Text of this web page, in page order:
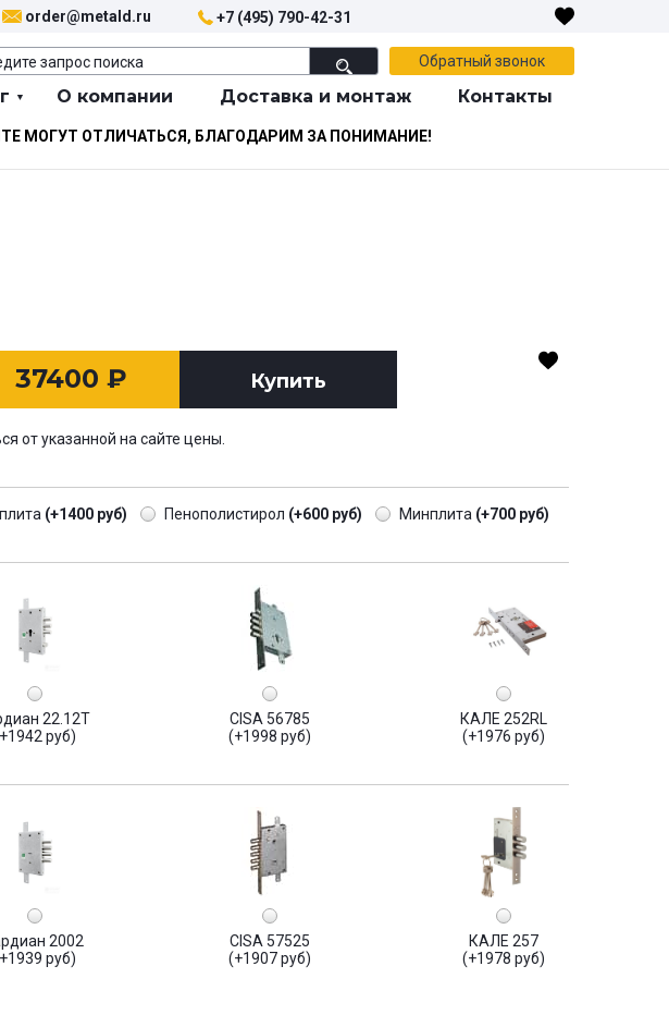
order@metald.ru +7 (495) 790-42-31
Обратный звонок
О компании Доставка и монтаж Контакты
МОГУТ ОТЛИЧАТЬСЯ, БЛАГОДАРИМ ЗА ПОНИМАНИЕ!
37400 ₽ Купить
от указанной на сайте цены.
(+1400 руб) Пенополистирол (+600 руб) Минплита (+700 руб)
22.12Т
руб)
CISA 56785
(+1998 руб)
КАЛЕ 252RL
(+1976 руб)
2002
руб)
CISA 57525
(+1907 руб)
КАЛЕ 257
(+1978 руб)